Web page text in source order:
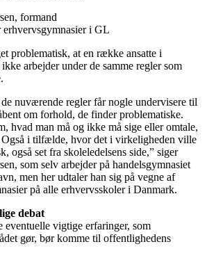
formand
erhvervsgymnasier i GL
problematisk, at en række ansatte i
arbejder under de samme regler som
nuværende regler får nogle undervisere til
om forhold, de finder problematiske.
hvad man må og ikke må sige eller omtale,
i tilfælde, hvor det i virkeligheden ville
også set fra skoleledelsens side,” siger
som selv arbejder på handelsgymnasiet
men her udtaler han sig på vegne af
på alle erhvervsskoler i Danmark.
debat
eventuelle vigtige erfaringer, som
gør, bør komme til offentlighedens